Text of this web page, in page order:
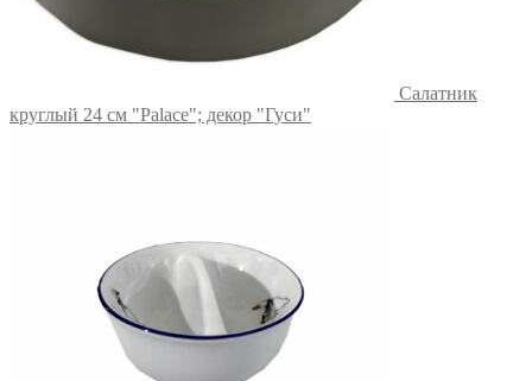
Салатник
круглый 24 см "Palace"; декор "Гуси"